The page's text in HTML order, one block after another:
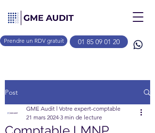
Prendre un RDV gratuit 01 85 09 01 20
Post
GME Audit l Votre expert-comptable
21 mars 2024 3 min de lecture